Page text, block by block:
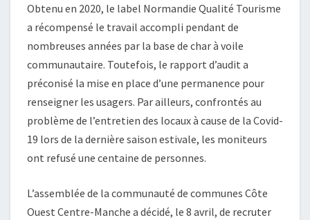
Obtenu en 2020, le label Normandie Qualité Tourisme
a récompensé le travail accompli pendant de
nombreuses années par la base de char à voile
communautaire. Toutefois, le rapport d’audit a
préconisé la mise en place d’une permanence pour
renseigner les usagers. Par ailleurs, confrontés au
problème de l’entretien des locaux à cause de la Covid-
19 lors de la dernière saison estivale, les moniteurs
ont refusé une centaine de personnes.
L’assemblée de la communauté de communes Côte
Ouest Centre-Manche a décidé, le 8 avril, de recruter